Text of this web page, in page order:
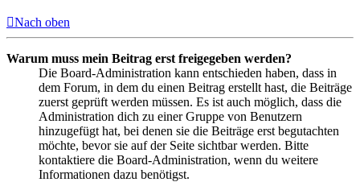
Nach oben
Warum muss mein Beitrag erst freigegeben werden?
Die Board-Administration kann entschieden haben, dass in
dem Forum, in dem du einen Beitrag erstellt hast, die Beiträge
zuerst geprüft werden müssen. Es ist auch möglich, dass die
Administration dich zu einer Gruppe von Benutzern
hinzugefügt hat, bei denen sie die Beiträge erst begutachten
möchte, bevor sie auf der Seite sichtbar werden. Bitte
kontaktiere die Board-Administration, wenn du weitere
Informationen dazu benötigst.